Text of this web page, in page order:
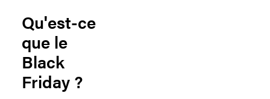
Qu'est-ce
que le
Black
Friday ?